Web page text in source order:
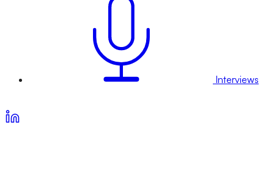
Interviews